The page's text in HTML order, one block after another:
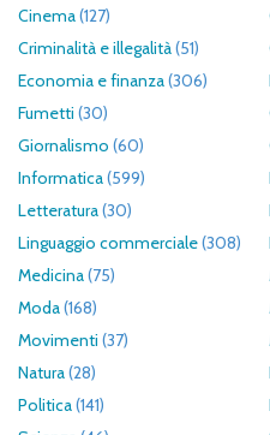
Cinema(127)
Criminalità e illegalità(51)
Economia e finanza(306)
Fumetti (30)
Giornalismo (60)
Informatica(599)
Letteratura(30)
Linguaggio commerciale(308)
Medicina(75)
Moda(168)
Movimenti (37)
Natura(28)
Politica(141)